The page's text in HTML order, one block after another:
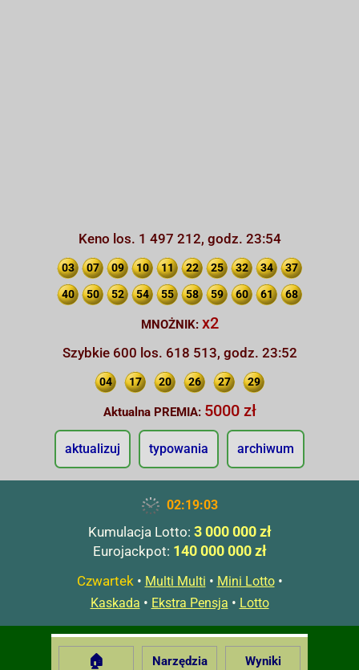
Keno los. 1 497 212, godz. 23:54
03 07 09 10 11 22 25 32 34 37
40 50 52 54 55 58 59 60 61 68
MNOŻNIK: x2
Szybkie 600 los. 618 513, godz. 23:52
04 17 20 26 27 29
Aktualna PREMIA: 5000 zł
aktualizuj typowania archiwum
02:19:03
Kumulacja Lotto: 3 000 000 zł
Eurojackpot: 140 000 000 zł
Czwartek• Multi Multi • Mini Lotto•
Kaskada • Ekstra Pensja • Lotto
🏠 Narzędzia Wyniki